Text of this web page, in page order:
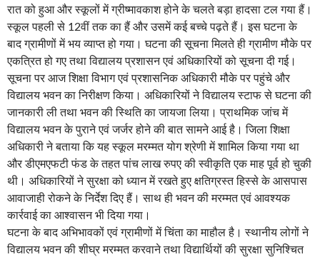
रात को हुआ और स्कूलों में ग्रीष्मावकाश होने के चलते बड़ा हादसा टल गया हैं।
स्कूल पहली से 12वीं तक का हैं और उसमें कई बच्चे पढ़ते हैं। इस घटना के
बाद ग्रामीणों में भय व्याप्त हो गया। घटना की सूचना मिलते ही ग्रामीण मौके पर
एकत्रित हो गए तथा विद्यालय प्रशासन एवं अधिकारियों को सूचना दी गई।
सूचना पर आज शिक्षा विभाग एवं प्रशासनिक अधिकारी मौके पर पहुंचे और
विद्यालय भवन का निरीक्षण किया। अधिकारियों ने विद्यालय स्टाफ से घटना की
जानकारी ली तथा भवन की स्थिति का जायजा लिया। प्राथमिक जांच में
विद्यालय भवन के पुराने एवं जर्जर होने की बात सामने आई है। जिला शिक्षा
अधिकारी ने बताया कि यह स्कूल मरम्मत योग श्रेणी में शामिल किया गया था
और डीएमएफटी फंड के तहत पांच लाख रुपए की स्वीकृति एक माह पूर्व हो चुकी
थी। अधिकारियों ने सुरक्षा को ध्यान में रखते हुए क्षतिग्रस्त हिस्से के आसपास
आवाजाही रोकने के निर्देश दिए हैं। साथ ही भवन की मरम्मत एवं आवश्यक
कार्रवाई का आश्वासन भी दिया गया।
घटना के बाद अभिभावकों एवं ग्रामीणों में चिंता का माहौल है। स्थानीय लोगों ने
विद्यालय भवन की शीघ्र मरम्मत करवाने तथा विद्यार्थियों की सुरक्षा सुनिश्चित